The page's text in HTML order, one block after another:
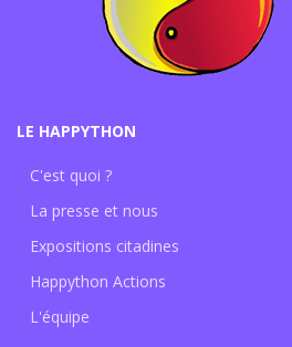
LE HAPPYTHON
C'est quoi ?
La presse et nous
Expositions citadines
Happython Actions
L'équipe